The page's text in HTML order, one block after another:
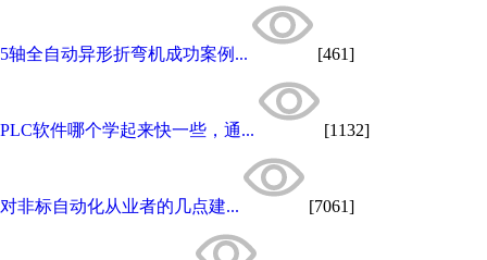
5轴全自动异形折弯机成功案例... [461]
PLC软件哪个学起来快一些，通... [1132]
对非标自动化从业者的几点建... [7061]